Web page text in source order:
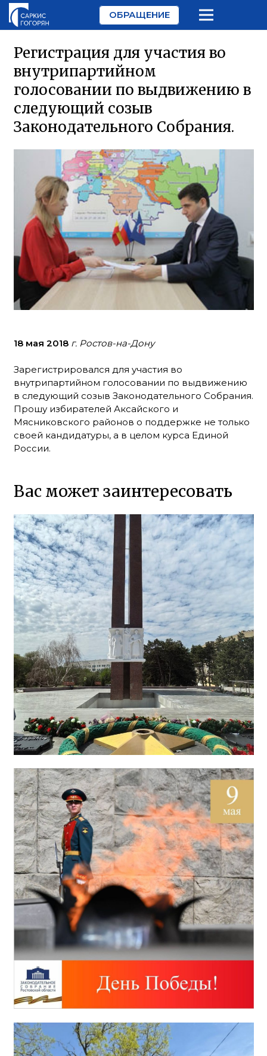
ОБРАЩЕНИЕ
Регистрация для участия во
внутрипартийном
голосовании по выдвижению в
следующий созыв
Законодательного Собрания.
18 мая 2018 г. Ростов-на-Дону
Зарегистрировался для участия во
внутрипартийном голосовании по выдвижению
в следующий созыв Законодательного Собрания.
Прошу избирателей Аксайского и
Мясниковского районов о поддержке не только
своей кандидатуры, а в целом курса Единой
России.
Вас может заинтересовать